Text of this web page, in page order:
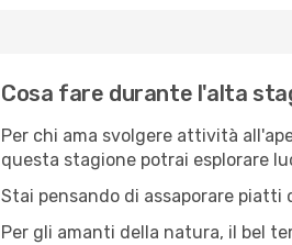
Cosa fare durante l'alta
Per chi ama svolgere attività
questa stagione potrai esplorare
Stai pensando di assaporare
Per gli amanti della natura, il bel